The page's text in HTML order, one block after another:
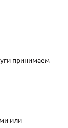
принимаем
или